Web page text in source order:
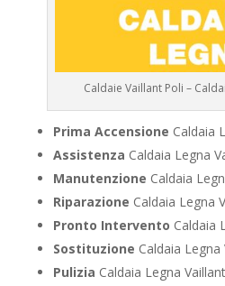
Caldaie Vaillant Poli –
Prima Accensione Caldaia
Assistenza Caldaia Legna
Manutenzione Caldaia
Riparazione Caldaia Legna
Pronto Intervento Caldaia
Sostituzione Caldaia Legna
Pulizia Caldaia Legna